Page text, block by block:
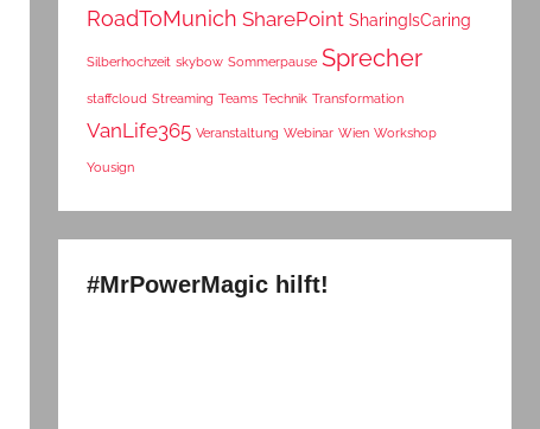
RoadToMunich SharePoint SharingIsCaring
Silberhochzeit skybow Sommerpause Sprecher
staffcloud Streaming Teams Technik Transformation
VanLife365 Veranstaltung Webinar Wien Workshop
Yousign
#MrPowerMagic hilft!